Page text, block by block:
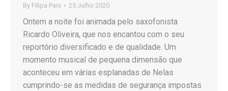
By Filipa Pais 25 Julho 2020
Ontem a noite foi animada pelo saxofonista
Ricardo Oliveira, que nos encantou com o seu
reportório diversificado e de qualidade. Um
momento musical de pequena dimensão que
aconteceu em várias esplanadas de Nelas
cumprindo-se as medidas de segurança impostas